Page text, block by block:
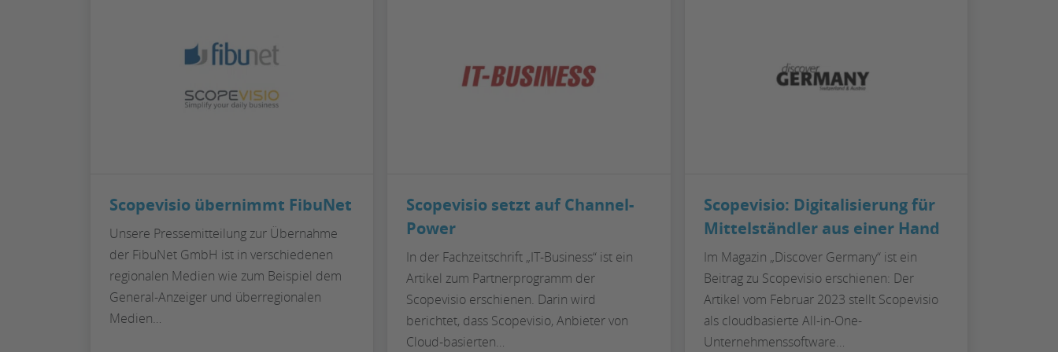
Gespann
Scopevisio übernimmt FibuNet
Unsere Pressemitteilung zur Übernahme
der FibuNet GmbH ist in verschiedenen
regionalen Medien wie zum Beispiel dem
General-Anzeiger und überregionalen
Medien…
Scopevisio setzt auf Channel-
Power
In der Fachzeitschrift „IT-Business“ ist ein
Artikel zum Partnerprogramm der
Scopevisio erschienen. Darin wird
berichtet, dass Scopevisio, Anbieter von
Cloud-basierten…
Scopevisio: Digitalisierung für
Mittelständler aus einer Hand
Im Magazin „Discover Germany“ ist ein
Beitrag zu Scopevisio erschienen: Der
Artikel vom Februar 2023 stellt Scopevisio
als cloudbasierte All-in-One-
Unternehmenssoftware…